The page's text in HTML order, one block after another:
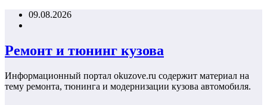
Перейти09.08.2026
Ремонт и тюнинг кузова
Информационный портал okuzove.ru содержит материал на
тему ремонта, тюнинга и модернизации кузова автомобиля.